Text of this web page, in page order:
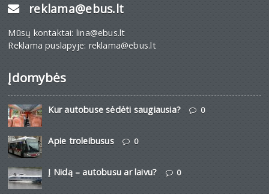
reklama@ebus.lt
Mūsų kontaktai: lina@ebus.lt
Reklama puslapyje: reklama@ebus.lt
Įdomybės
Kur autobuse sėdėti saugiausia? 0
Apie troleibusus 0
Į Nidą – autobusu ar laivu? 0